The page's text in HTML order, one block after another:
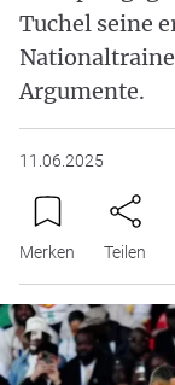
Tuchel seine
Argumente.
11.06.2025
Merken Teilen